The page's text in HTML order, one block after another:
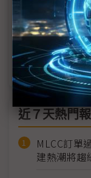
程毛利率下半年
（台積1Q26法
率超標衝上66%
近７天熱門
MLCC訂單
建熱潮將趨